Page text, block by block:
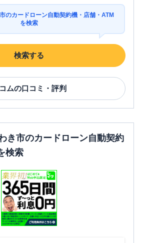
のカードローン自動契約機・店舗・ATM
を検索
検索する
ムの口コミ・評判
き市のカードローン自動契約
検索